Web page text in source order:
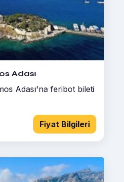
Adası
Adası'na feribot bileti
Fiyat Bilgileri